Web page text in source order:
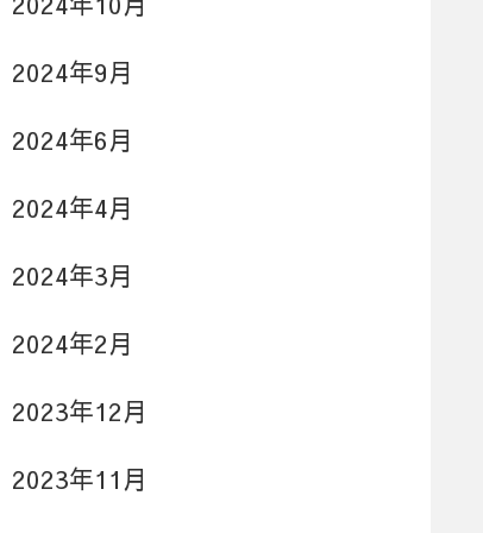
2024年9月
2024年6月
2024年4月
2024年3月
2024年2月
2023年12月
2023年11月